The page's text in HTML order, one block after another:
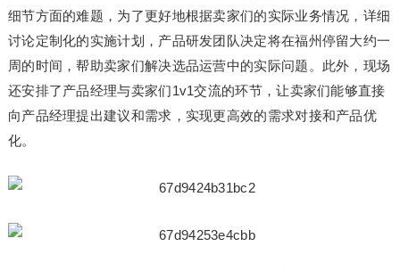
细节方面的难题，为了更好地根据卖家们的实际业务情况，详细
讨论定制化的实施计划，产品研发团队决定将在福州停留大约一
周的时间，帮助卖家们解决选品运营中的实际问题。此外，现场
还安排了产品经理与卖家们1v1交流的环节，让卖家们能够直接
向产品经理提出建议和需求，实现更高效的需求对接和产品优
化。